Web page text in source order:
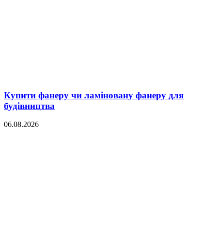
Купити фанеру чи ламіновану фанеру для
будівництва
06.08.2026